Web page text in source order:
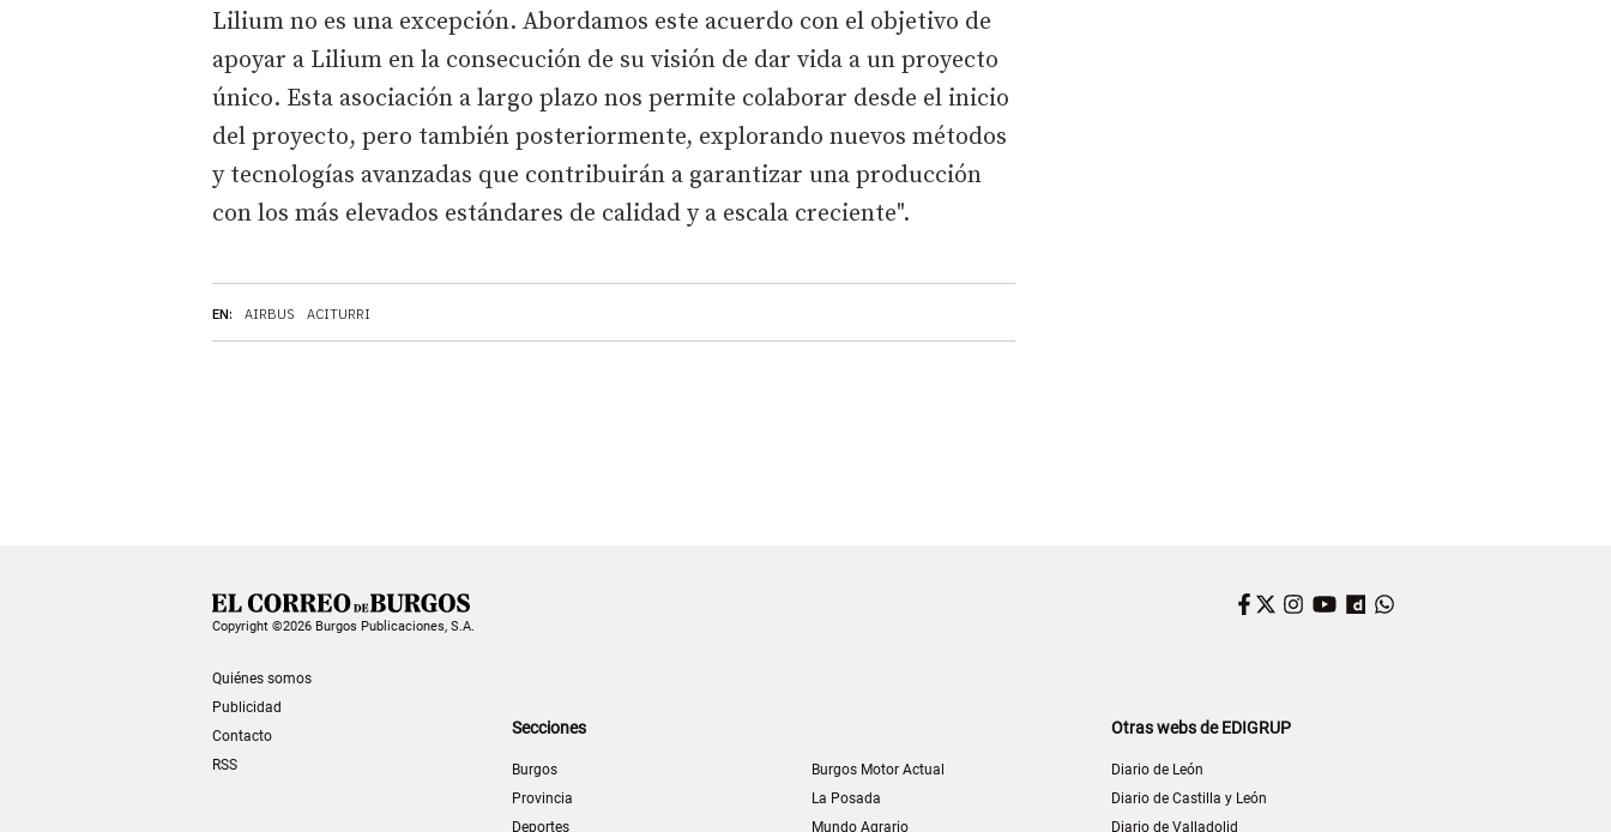
EN: AIRBUS ACITURRI
Lilium no es una excepción. Abordamos este acuerdo con el objetivo de
apoyar a Lilium en la consecución de su visión de dar vida a un proyecto
único. Esta asociación a largo plazo nos permite colaborar desde el inicio
del proyecto, pero también posteriormente, explorando nuevos métodos
y tecnologías avanzadas que contribuirán a garantizar una producción
con los más elevados estándares de calidad y a escala creciente".
Copyright ©2026 Burgos Publicaciones, S.A.
Quiénes somos
Publicidad
Contacto
RSS
Facebook
Twitter
Instagram
YouTube
Dailymotion
Secciones
Burgos
Provincia
Deportes
Burgos Motor Actual
La Posada
Mundo Agrario
Otras webs de EDIGRUP
Diario de León
Diario de Castilla y León
Diario de Valladolid